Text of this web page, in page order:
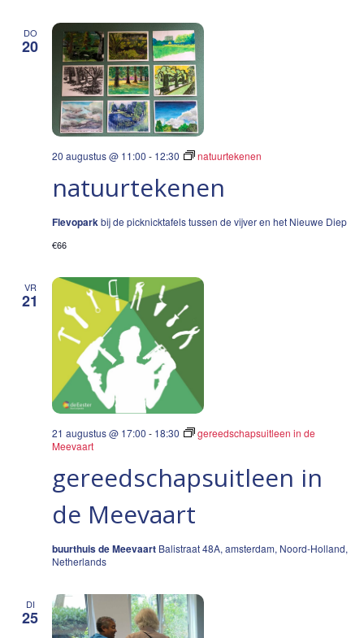
DO
20
natuurtekenen
20 augustus @ 11:00 - 12:30 natuurtekenen
Flevoparkbij de picknicktafels tussen de vijver en het Nieuwe Diep
€66
VR
21
gereedschapsuitleen in
de Meevaart
21 augustus @ 17:00 - 18:30
gereedschapsuitleen in de
Meevaart
buurthuis de Meevaart Balistraat 48A, amsterdam, Noord-Holland,
Netherlands
DI
25